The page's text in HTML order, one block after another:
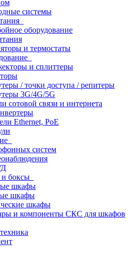
системы
оборудование
и термостаты
и сплиттеры
/ точки доступа / репитеры
3G/4G/5G
сотовой связи и интернета
Ethernet, PoE
систем
боксы
шкафы
шкафы
шкафы
и компоненты СКС для шкафов